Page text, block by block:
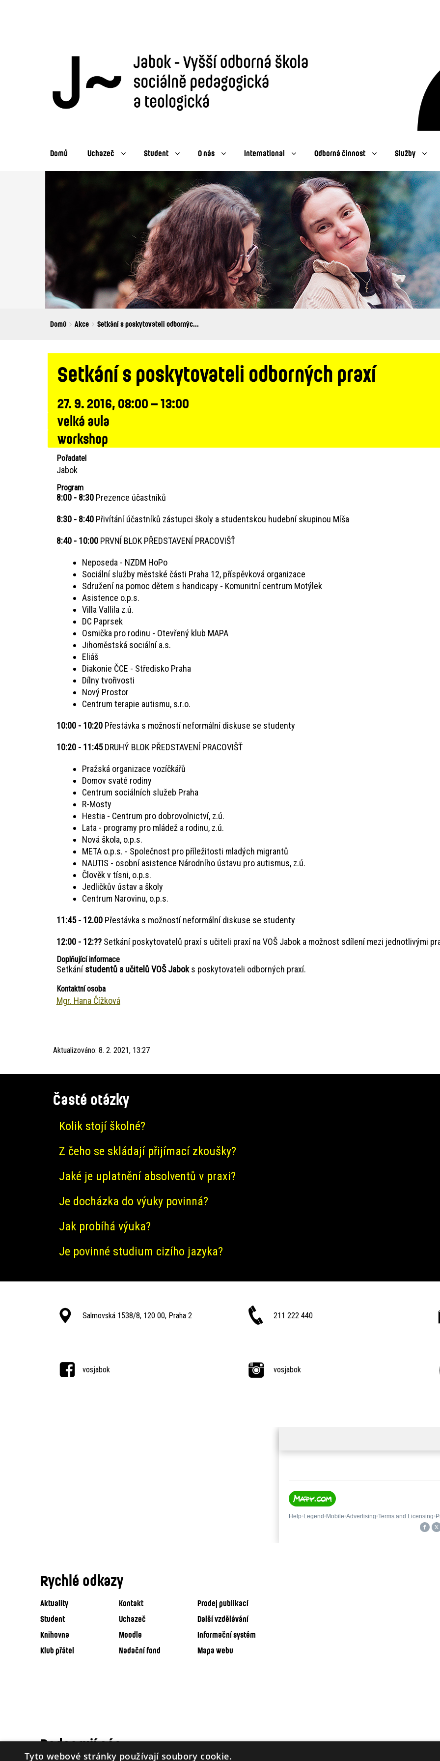
Domů Uchazeč Student O nás International Odborná činnost Služby
Breadcrumbs
You
Domů Akce Setkání s poskytovateli odbornýc...
Setkání s poskytovateli odborných praxí
27. 9. 2016, 08:00 – 13:00
velká aula
workshop
Pořadatel
Jabok
Program
8:00 - 8:30Prezence účastníků
8:30 - 8:40Přivítání účastníků zástupci školy a studentskou hudební skupinou Míša
8:40 - 10:00PRVNÍ BLOK PŘEDSTAVENÍ PRACOVIŠŤ
Neposeda - NZDM HoPo
Sociální služby městské části Praha 12, příspěvková organizace
Sdružení na pomoc dětem s handicapy - Komunitní centrum Motýlek
Asistence o.p.s.
Villa Vallila z.ú.
DC Paprsek
Osmička pro rodinu - Otevřený klub MAPA
Jihoměstská sociální a.s.
Eliáš
Diakonie ČCE - Středisko Praha
Dílny tvořivosti
Nový Prostor
Centrum terapie autismu, s.r.o.
10:00 - 10:20Přestávka s možností neformální diskuse se studenty
10:20 - 11:45DRUHÝ BLOK PŘEDSTAVENÍ PRACOVIŠŤ
Pražská organizace vozíčkářů
Domov svaté rodiny
Centrum sociálních služeb Praha
R-Mosty
Hestia - Centrum pro dobrovolnictví, z.ú.
Lata - programy pro mládež a rodinu, z.ú.
Nová škola, o.p.s.
META o.p.s. - Společnost pro příležitosti mladých migrantů
NAUTIS - osobní asistence Národního ústavu pro autismus, z.ú.
Člověk v tísni, o.p.s.
Jedličkův ústav a školy
Centrum Narovinu, o.p.s.
11:45 - 12.00Přestávka s možností neformální diskuse se studenty
12:00 - 12:??Setkání poskytovatelů praxí s učiteli praxí na VOŠ Jabok a možnost sdílení mezi jednotlivými
Doplňující informace
Setkánístudentů a učitelů VOŠ Jaboks poskytovateli odborných praxí.
Kontaktní osoba
Mgr. Hana Čížková
Aktualizováno: 8. 2. 2021, 13:27
Časté otázky
Kolik stojí školné?
Z čeho se skládají přijímací zkoušky?
Jaké je uplatnění absolventů v praxi?
Je docházka do výuky povinná?
Jak probíhá výuka?
Je povinné studium cizího jazyka?
Salmovská 1538/8, 120 00, Praha 2 211 222 440
vosjabok vosjabok
Rychlé odkazy
Aktuality Kontakt
Prodej publikací
Student
Uchazeč
Další vzdělávání
Knihovna
Moodle
Informační systém
Klub přátel
Nadační fond Mapa webu
Podporují nás
Tyto webové stránky používají soubory cookie.